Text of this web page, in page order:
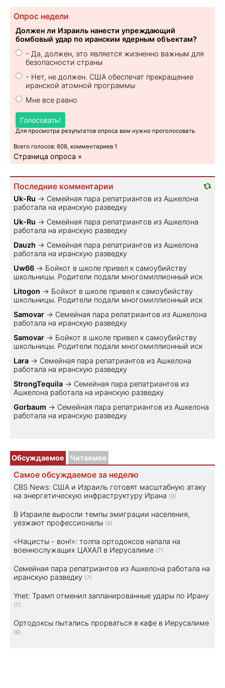
Опрос недели
Должен ли Израиль нанести упреждающий
бомбовый удар по иранским ядерным объектам?
- Да, должен, это является жизненно важным для
безопасности страны
- Нет, не должен. США обеспечат прекращение
иранской атомной программы
Мне все равно
Голосовать!
Для просмотра результатов опроса вам нужно проголосовать
Всего голосов: 608, комментариев 1
Страница опроса »
Последние комментарии
Uk-Ru → Семейная пара репатриантов из Ашкелона
работала на иранскую разведку
Uk-Ru → Семейная пара репатриантов из Ашкелона
работала на иранскую разведку
Dauzh → Семейная пара репатриантов из Ашкелона
работала на иранскую разведку
Uw66 → Бойкот в школе привел к самоубийству
школьницы. Родители подали многомиллионный иск
Litogon → Бойкот в школе привел к самоубийству
школьницы. Родители подали многомиллионный иск
Samovar → Семейная пара репатриантов из Ашкелона
работала на иранскую разведку
Samovar → Бойкот в школе привел к самоубийству
школьницы. Родители подали многомиллионный иск
Lara → Семейная пара репатриантов из Ашкелона
работала на иранскую разведку
StrongTequila → Семейная пара репатриантов из
Ашкелона работала на иранскую разведку
Gorbaum → Семейная пара репатриантов из Ашкелона
работала на иранскую разведку
Обсуждаемое Читаемое
Самое обсуждаемое за неделю
CBS News: США и Израиль готовят масштабную атаку
на энергетическую инфраструктуру Ирана (9)
В Израиле выросли темпы эмиграции населения,
уезжают профессионалы (9)
«Нацисты - вон!»: толпа ортодоксов напала на
военнослужащих ЦАХАЛ в Иерусалиме (7)
Семейная пара репатриантов из Ашкелона работала на
иранскую разведку (7)
Ynet: Трамп отменил запланированные удары по Ирану
(7)
Ортодоксы пытались прорваться в кафе в Иерусалиме
(6)